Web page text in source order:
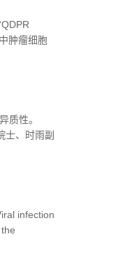
肿瘤细胞
质性。
士、时雨副
infection